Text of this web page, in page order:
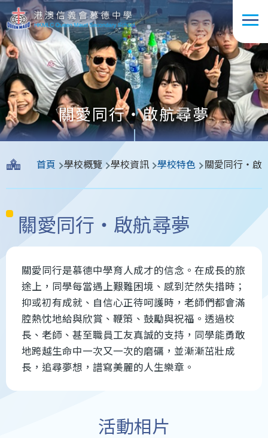
移至主內容
關愛同行‧啟航尋夢
航
連
結
首頁 學校概覽 學校資訊 學校特色 關愛同行‧啟
關愛同行‧啟航尋夢
關愛同行是慕德中學育人成才的信念。在成長的旅
途上，同學每當遇上艱難困境、感到茫然失措時；
抑或初有成就、自信心正待呵護時，老師們都會滿
腔熱忱地給與欣賞、鞭策、鼓勵與祝福。透過校
長、老師、甚至職員工友真誠的支持，同學能勇敢
地跨越生命中一次又一次的磨礪，並漸漸茁壯成
長，追尋夢想，譜寫美麗的人生樂章。
活動相片